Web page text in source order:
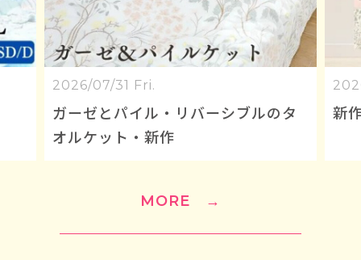
ルのタ
2026/07/18 Sat.
新作ダブルガーゼパジャマ
MORE →